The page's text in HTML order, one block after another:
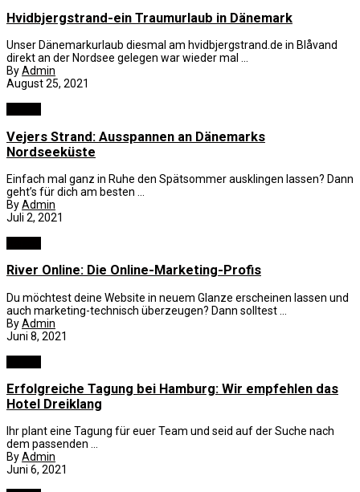
Hvidbjergstrand-ein Traumurlaub in Dänemark
Unser Dänemarkurlaub diesmal am hvidbjergstrand.de in Blåvand
direkt an der Nordsee gelegen war wieder mal ...
ByAdmin
August 25, 2021
Vejers Strand: Ausspannen an Dänemarks
Nordseeküste
Einfach mal ganz in Ruhe den Spätsommer ausklingen lassen? Dann
geht’s für dich am besten ...
ByAdmin
Juli 2, 2021
River Online: Die Online-Marketing-Profis
Du möchtest deine Website in neuem Glanze erscheinen lassen und
auch marketing-technisch überzeugen? Dann solltest ...
ByAdmin
Juni 8, 2021
Erfolgreiche Tagung bei Hamburg: Wir empfehlen das
Hotel Dreiklang
Ihr plant eine Tagung für euer Team und seid auf der Suche nach
dem passenden ...
ByAdmin
Juni 6, 2021